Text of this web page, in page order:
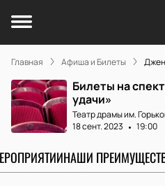
Главная Афиша и Билеты
Билеты на
удачи»
Театр драмы им.
18 сент. 2023
19:00
НАШИ